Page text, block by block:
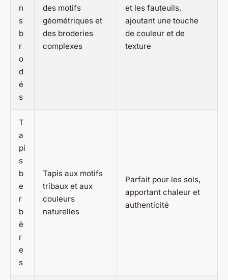
n
s
b
r
o
d
é
s
des motifs
géométriques et
des broderies
complexes
et les fauteuils,
ajoutant une touche
de couleur et de
texture
T
a
pi
s
b
e
r
b
è
r
e
s
Tapis aux motifs
tribaux et aux
couleurs
naturelles
Parfait pour les sols,
apportant chaleur et
authenticité